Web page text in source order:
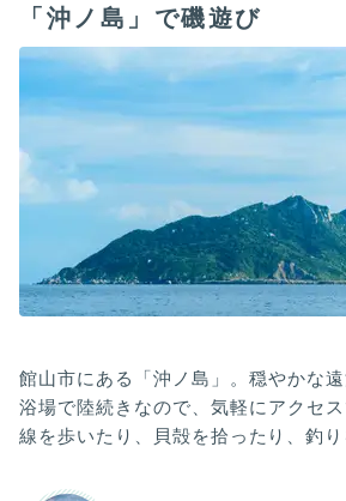
「沖ノ島」で磯遊び
館山市にある「沖ノ島」。穏やかな
浴場で陸続きなので、気軽にアクセ
線を歩いたり、貝殻を拾ったり、釣